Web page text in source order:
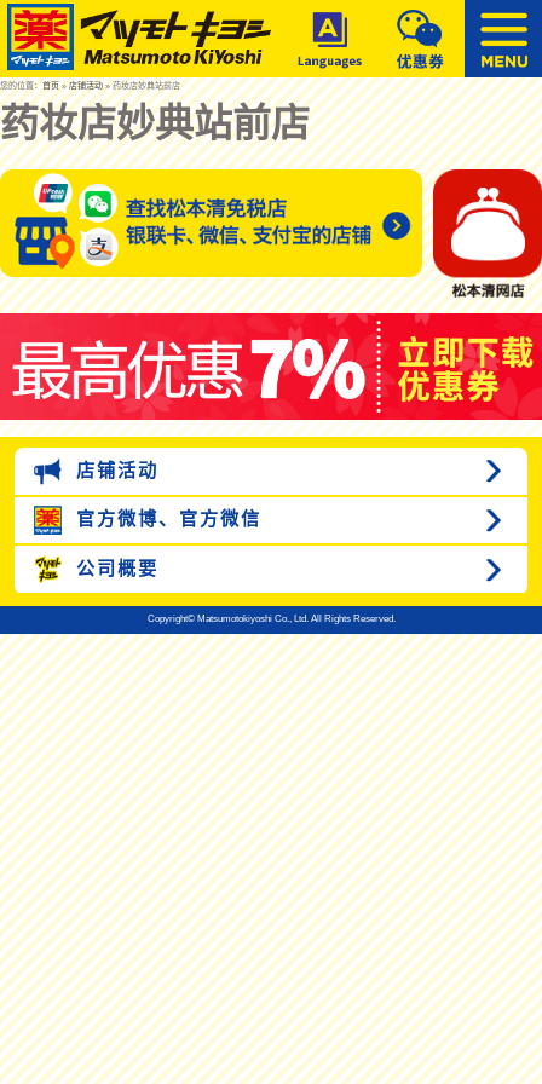
您的位置：首页»店铺活动» 药妆店妙典站前店
药妆店妙典站前店
店铺活动
官方微博、 官方微信
公司概要
Copyright© Matsumotokiyoshi Co., Ltd. All Rights Reserved.